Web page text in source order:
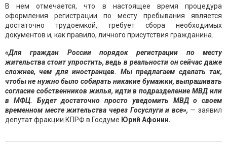
В нем отмечается, что в настоящее время процедура
оформления регистрации по месту пребывания является
достаточно трудоемкой, требует сбора необходимых
документов и, как правило, личного присутствия гражданина.
«Для граждан России порядок регистрации по месту
жительства стоит упростить, ведь в реальности он сейчас даже
сложнее, чем для иностранцев. Мы предлагаем сделать так,
чтобы не нужно было собирать никакие бумажки, выпрашивать
согласие собственников жилья, идти в подразделение МВД или
в МФЦ. Будет достаточно просто уведомить МВД о своем
временном месте жительства через Госуслуги и все», — заявил
депутат фракции КПРФ в Госдуме Юрий Афонин.